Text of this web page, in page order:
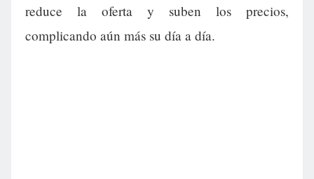
reduce la oferta y suben los precios,
complicando aún más su día a día.